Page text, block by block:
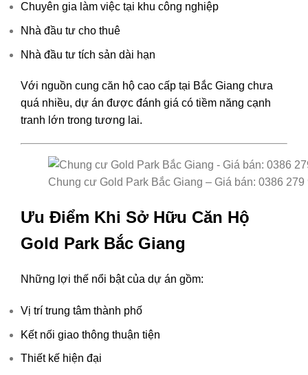
Chuyên gia làm việc tại khu công nghiệp
Nhà đầu tư cho thuê
Nhà đầu tư tích sản dài hạn
Với nguồn cung căn hộ cao cấp tại Bắc Giang chưa
quá nhiều, dự án được đánh giá có tiềm năng cạnh
tranh lớn trong tương lai.
Chung cư Gold Park Bắc Giang – Giá bán: 0386 279
Ưu Điểm Khi Sở Hữu Căn Hộ
Gold Park Bắc Giang
Những lợi thế nổi bật của dự án gồm:
Vị trí trung tâm thành phố
Kết nối giao thông thuận tiện
Thiết kế hiện đại